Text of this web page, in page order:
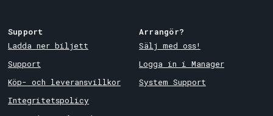
Support
Ladda ner biljett
Support
Köp- och leveransvillkor
Integritetspolicy
Arrangör?
Sälj med oss!
Logga in i Manager
System Support